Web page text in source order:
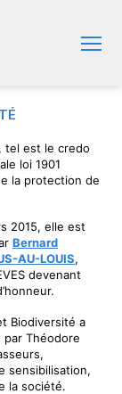
tel est le credo
loi 1901
la protection de
2015, elle est
Bernard
AU-LOUIS,
devenant
Biodiversité a
Théodore
sensibilisation,
la société.